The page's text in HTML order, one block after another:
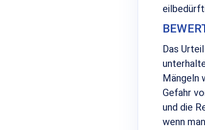
Das
Mängeln
Gefahr
und die
wenn